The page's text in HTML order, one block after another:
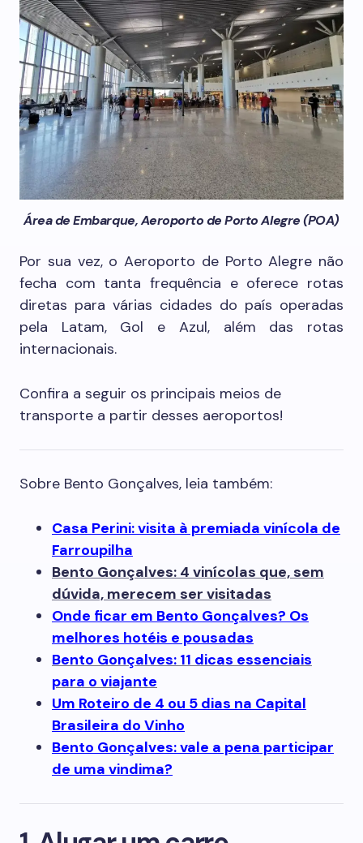
Área de Embarque, Aeroporto de Porto Alegre (POA)
Por sua vez, o Aeroporto de Porto Alegre não
fecha com tanta frequência e oferece rotas
diretas para várias cidades do país operadas
pela Latam, Gol e Azul, além das rotas
internacionais.
Confira a seguir os principais meios de
transporte a partir desses aeroportos!
Sobre Bento Gonçalves, leia também:
Casa Perini: visita à premiada vinícola de
Farroupilha
Bento Gonçalves: 4 vinícolas que, sem
dúvida, merecem ser visitadas
Onde ficar em Bento Gonçalves? Os
melhores hotéis e pousadas
Bento Gonçalves: 11 dicas essenciais
para o viajante
Um Roteiro de 4 ou 5 dias na Capital
Brasileira do Vinho
Bento Gonçalves: vale a pena participar
de uma vindima?